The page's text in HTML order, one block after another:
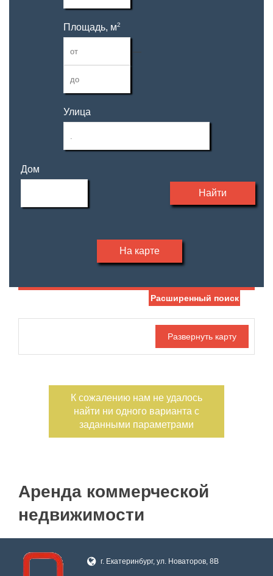
Площадь, м2
—
Улица
Дом
Найти
На карте
С фото
Отдельный вход
Расширенный поиск
К сожалению нам не удалось
найти ни одного варианта с
заданными параметрами
Аренда коммерческой
недвижимости
г. Екатеринбург, ул. Новаторов, 8В